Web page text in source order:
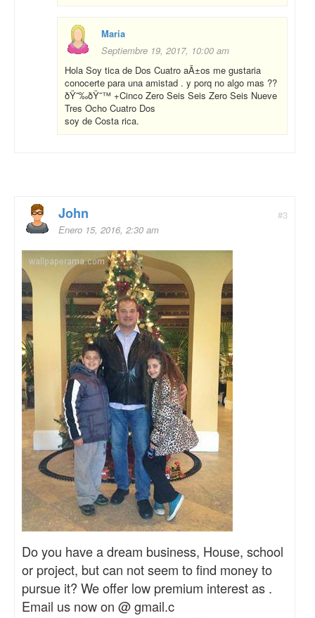
Maria
Septiembre 19, 2017, 10:00 am
Hola Soy tica de Dos Cuatro aÃ±os me gustaria
conocerte para una amistad . y porq no algo mas ??
ðŸ˜‰ðŸ˜™ +Cinco Zero Seis Seis Zero Seis Nueve
Tres Ocho Cuatro Dos
soy de Costa rica.
#3
John
Enero 15, 2016, 2:30 am
Do you have a dream business, House, school
or project, but can not seem to find money to
pursue it? We offer low premium interest as .
Email us now on @ gmail.c